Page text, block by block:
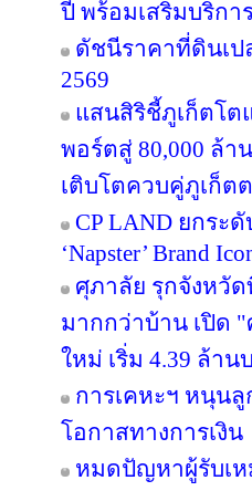
ปี พร้อมเสริมบริกา
ดัชนีราคาที่ดินเ
2569
แสนสิริชี้ภูเก็ตโต
พอร์ตสู่ 80,000 ล้า
เติบโตควบคู่ภูเก็ต
CP LAND ยกระดั
‘Napster’ Brand
ศุภาลัย รุกจังหวัด
มากกว่าบ้าน เปิด
ใหม่ เริ่ม 4.39 ล้าน
การเคหะฯ หนุน
โอกาสทางการเงิน
หมดปัญหาผู้รับเห